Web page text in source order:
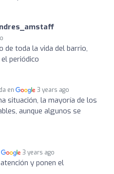
de toda la vida del barrio,
periódico
en 3 years ago
situación, la mayoría de los
aunque algunos se
3 years ago
y ponen el